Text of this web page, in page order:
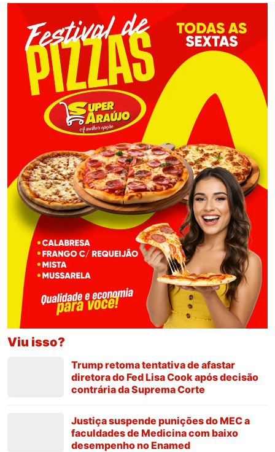
Viu isso?
Trump retoma tentativa de afastar
diretora do Fed Lisa Cook após decisão
contrária da Suprema Corte
Justiça suspende punições do MEC a
faculdades de Medicina com baixo
desempenho no Enamed